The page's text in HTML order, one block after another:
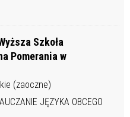
Szkoła
Pomerania w
(zaoczne)
JĘZYKA OBCEGO